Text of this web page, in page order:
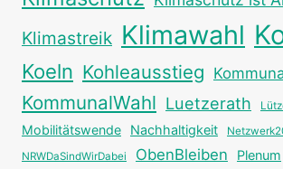
Klimastreik Klimawahl
Koeln Kohleausstieg
KommunalWahl Luetzerath
Mobilitätswende Nachhaltigkeit
NRWDaSindWirDabei ObenBleiben Plenum